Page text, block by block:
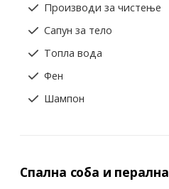
Производи за чистење
Сапун за тело
Топла вода
Фен
Шампон
Спална соба и перална